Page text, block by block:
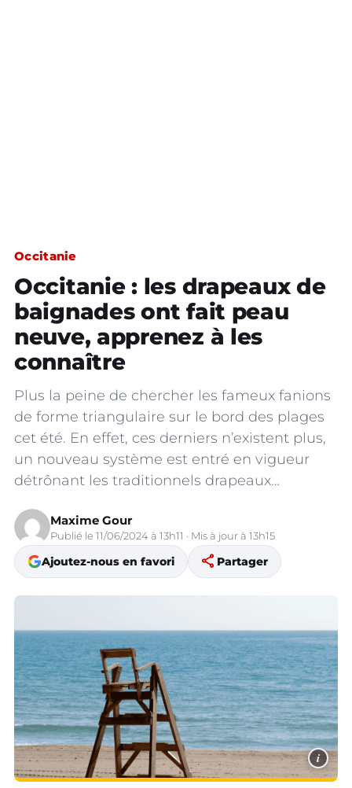
Occitanie
Occitanie : les drapeaux de
baignades ont fait peau
neuve, apprenez à les
connaître
Plus la peine de chercher les fameux fanions
de forme triangulaire sur le bord des plages
cet été. En effet, ces derniers n’existent plus,
un nouveau système est entré en vigueur
détrônant les traditionnels drapeaux…
Maxime Gour
Publié le 11/06/2024 à 13h11 · Mis à jour à 13h15
Ajoutez-nous en favori share Partager
i